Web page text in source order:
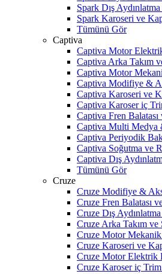
Spark Dış
Spark Karoseri ve
Tümünü Gör
Captiva
Captiva Motor
Captiva Arka Takım
Captiva Motor
Captiva Modifiye &
Captiva Karoseri ve
Captiva Karoser iç
Captiva Fren
Captiva Multi Medya
Captiva Periyodik
Captiva Soğutma ve
Captiva Dış
Tümünü Gör
Cruze
Cruze Modifiye &
Cruze Fren Balatası
Cruze Dış
Cruze Arka Takım ve
Cruze Motor Mekanik
Cruze Karoseri ve
Cruze Motor Elektrik
Cruze Karoser iç